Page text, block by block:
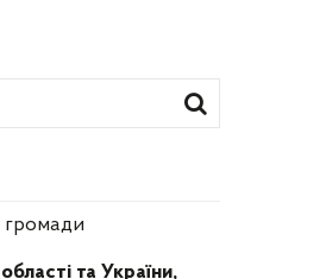
та України,